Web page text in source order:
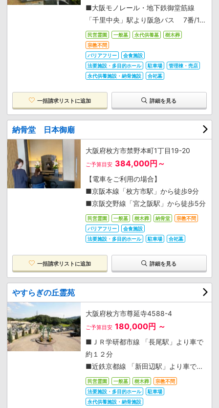
■大阪モノレール・地下鉄御堂筋線
「千里中央」駅より阪急バス 7番/1...
民営霊園 一般墓 永代供養墓
樹木葬
宗教不問
バリアフリー
会食施設
法要施設・多目的ホール
駐車場
管理棟・売店
永代供養施設・納骨施設
合祀墓
一括請求リストに追加 詳細を見る
納骨堂 日本御廟
大阪府枚方市禁野本町1丁目19-20
ご予算目安 384,000円～
【電車をご利用の場合】
■京阪本線「枚方市駅」から徒歩9分
■京阪交野線「宮之阪駅」から徒歩5分
民営霊園 一般墓 樹木葬 納骨堂
宗教不問
バリアフリー
会食施設
法要施設・多目的ホール
駐車場 合祀墓
一括請求リストに追加 詳細を見る
やすらぎの丘霊苑
大阪府枚方市尊延寺4588-4
ご予算目安 180,000円 ～
■ＪＲ学研都市線 「長尾駅」より車で
約１２分
■近鉄京都線 「新田辺駅」より車で...
民営霊園 一般墓 樹木葬
宗教不問
法要施設・多目的ホール
駐車場
永代供養施設・納骨施設